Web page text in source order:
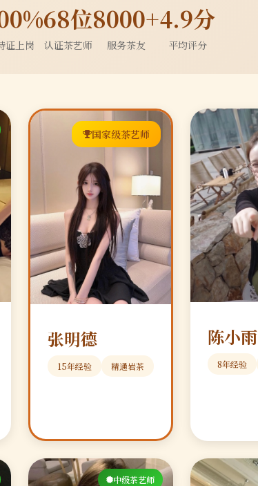
证上岗
68位
认证茶艺师
8000+
服务茶友
4.9分
平均评分
国家级茶艺师
张明德
15年经验 精通岩茶
陈小雨
8年经验
中级茶艺师